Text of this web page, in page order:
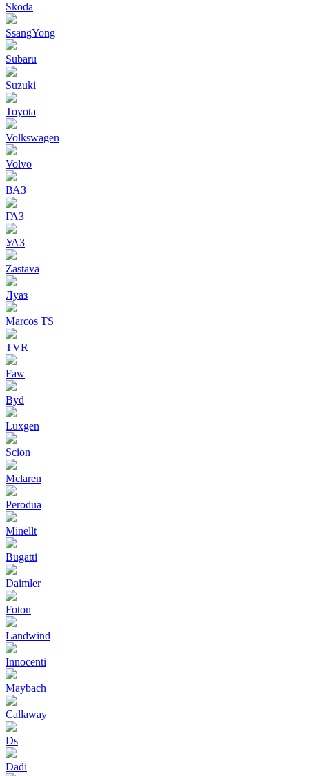
Skoda
SsangYong
Subaru
Suzuki
Toyota
Volkswagen
Volvo
ВАЗ
ГАЗ
УАЗ
Zastava
Луаз
Marcos TS
TVR
Faw
Byd
Luxgen
Scion
Mclaren
Perodua
Minellt
Bugatti
Daimler
Foton
Landwind
Innocenti
Maybach
Callaway
Ds
Dadi